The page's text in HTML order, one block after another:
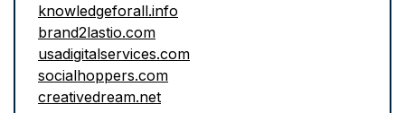
knowledgeforall.info
brand2lastio.com
usadigitalservices.com
socialhoppers.com
creativedream.net